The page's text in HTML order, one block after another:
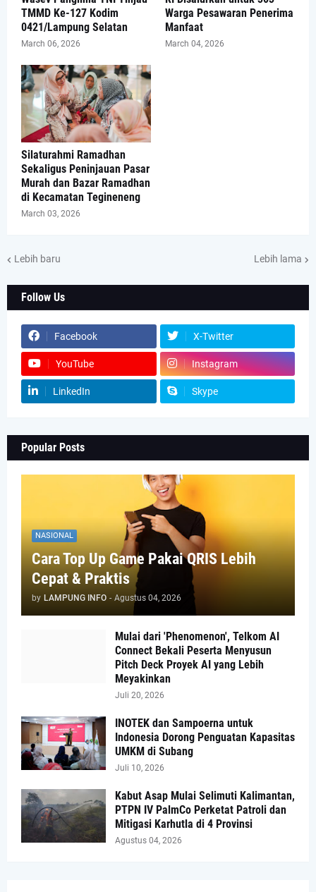
TMMD Ke-127 Kodim
0421/Lampung Selatan
March 06, 2026
Warga Pesawaran Penerima
Manfaat
March 04, 2026
Silaturahmi Ramadhan
Sekaligus Peninjauan Pasar
Murah dan Bazar Ramadhan
di Kecamatan Tegineneng
March 03, 2026
Lebih baru Lebih lama
Follow Us
Facebook X-Twitter
YouTube Instagram
LinkedIn Skype
Popular Posts
NASIONAL
Cara Top Up Game Pakai QRIS Lebih
Cepat & Praktis
by LAMPUNG INFO - Agustus 04, 2026
Mulai dari 'Phenomenon', Telkom AI
Connect Bekali Peserta Menyusun
Pitch Deck Proyek AI yang Lebih
Meyakinkan
Juli 20, 2026
INOTEK dan Sampoerna untuk
Indonesia Dorong Penguatan Kapasitas
UMKM di Subang
Juli 10, 2026
Kabut Asap Mulai Selimuti Kalimantan,
PTPN IV PalmCo Perketat Patroli dan
Mitigasi Karhutla di 4 Provinsi
Agustus 04, 2026